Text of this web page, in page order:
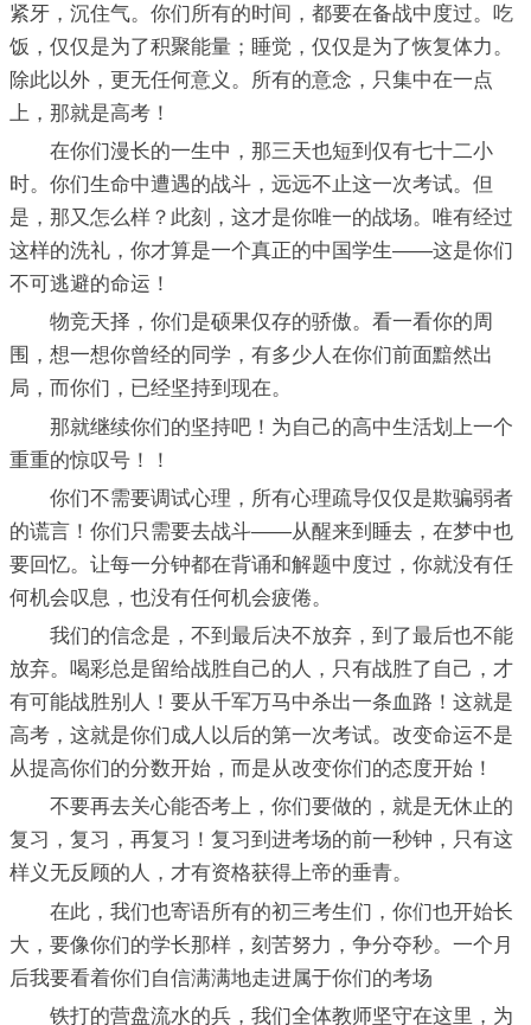
紧牙，沉住气。你们所有的时间，都要在备战中度过。吃
饭，仅仅是为了积聚能量；睡觉，仅仅是为了恢复体力。
除此以外，更无任何意义。所有的意念，只集中在一点
上，那就是高考！
在你们漫长的一生中，那三天也短到仅有七十二小
时。你们生命中遭遇的战斗，远远不止这一次考试。但
是，那又怎么样？此刻，这才是你唯一的战场。唯有经过
这样的洗礼，你才算是一个真正的中国学生——这是你们
不可逃避的命运！
物竞天择，你们是硕果仅存的骄傲。看一看你的周
围，想一想你曾经的同学，有多少人在你们前面黯然出
局，而你们，已经坚持到现在。
那就继续你们的坚持吧！为自己的高中生活划上一个
重重的惊叹号！！
你们不需要调试心理，所有心理疏导仅仅是欺骗弱者
的谎言！你们只需要去战斗——从醒来到睡去，在梦中也
要回忆。让每一分钟都在背诵和解题中度过，你就没有任
何机会叹息，也没有任何机会疲倦。
我们的信念是，不到最后决不放弃，到了最后也不能
放弃。喝彩总是留给战胜自己的人，只有战胜了自己，才
有可能战胜别人！要从千军万马中杀出一条血路！这就是
高考，这就是你们成人以后的第一次考试。改变命运不是
从提高你们的分数开始，而是从改变你们的态度开始！
不要再去关心能否考上，你们要做的，就是无休止的
复习，复习，再复习！复习到进考场的前一秒钟，只有这
样义无反顾的人，才有资格获得上帝的垂青。
在此，我们也寄语所有的初三考生们，你们也开始长
大，要像你们的学长那样，刻苦努力，争分夺秒。一个月
后我要看着你们自信满满地走进属于你们的考场
铁打的营盘流水的兵，我们全体教师坚守在这里，为